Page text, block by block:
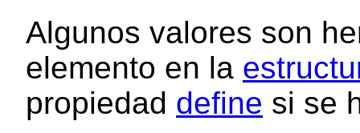
Algunos valores son
elemento en la
propiedad define si se